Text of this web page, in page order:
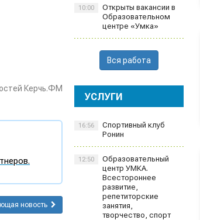
Керчь.ФМ
новость
Открыты вакансии в
Образовательном
центре «Умка»
10:00
Вся работа
УСЛУГИ
Спортивный клуб
Ронин
16:56
Образовательный
центр УМКА.
Всестороннее
развитие,
репетиторские
занятия,
творчество, спорт
12:50